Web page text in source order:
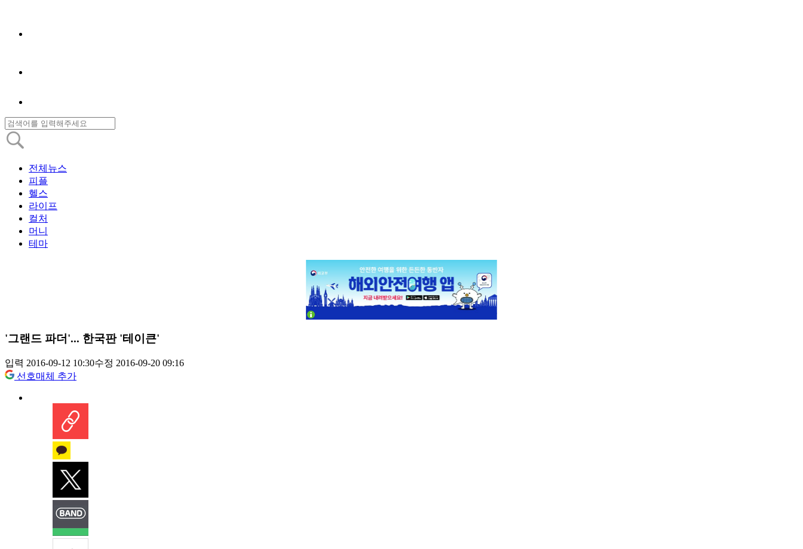
전체뉴스
피플
헬스
라이프
컬처
머니
테마
'그랜드 파더'... 한국판 '테이큰'
입력 2016-09-12 10:30수정 2016-09-20 09:16
선호매체 추가